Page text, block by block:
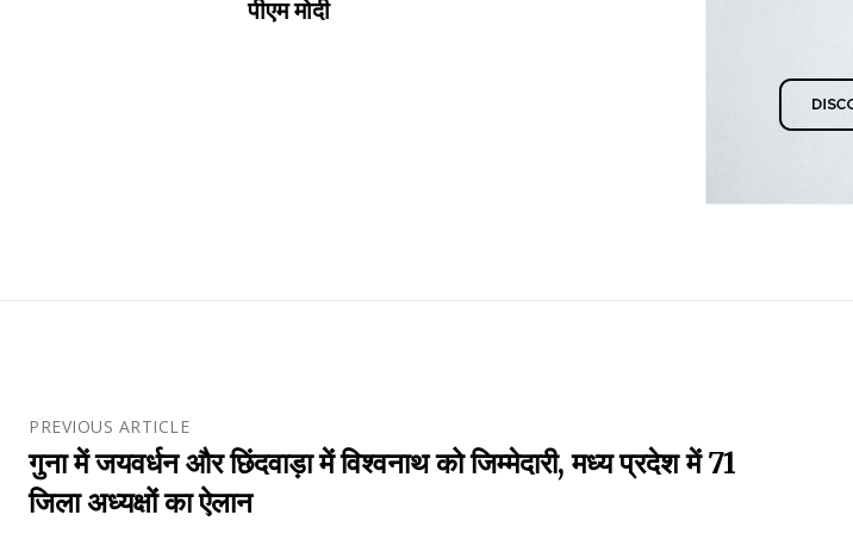
पीएम मोदी
PREVIOUS ARTICLE
गुना में जयवर्धन और छिंदवाड़ा में विश्वनाथ को जिम्मेदारी, मध्य प्रदेश में 71
जिला अध्यक्षों का ऐलान